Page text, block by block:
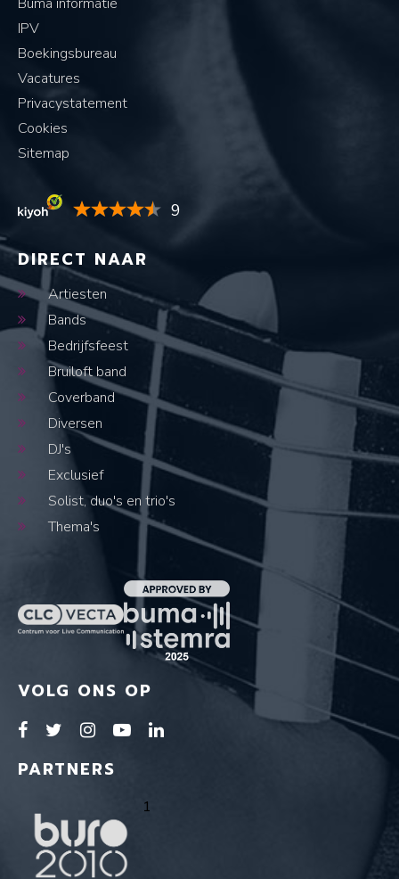
IPV
Boekingsbureau
Vacatures
Privacystatement
Cookies
Sitemap
9
DIRECT NAAR
Artiesten
Bands
Bedrijfsfeest
Bruiloft band
Coverband
Diversen
DJ's
Exclusief
Solist, duo's en trio's
Thema's
VOLG ONS OP
PARTNERS
1